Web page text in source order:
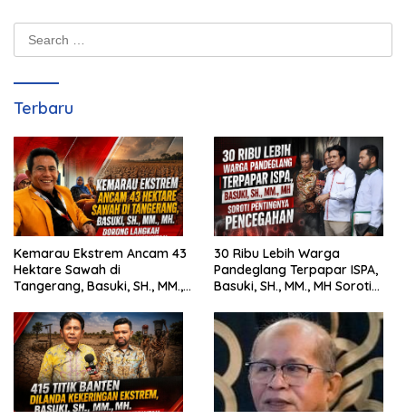
Terbaru
Kemarau Ekstrem Ancam 43
Hektare Sawah di
Tangerang, Basuki, SH., MM.,
Pemerintah
30 Ribu Lebih Warga
Pandeglang Terpapar ISPA,
Basuki, SH., MM., MH Soroti